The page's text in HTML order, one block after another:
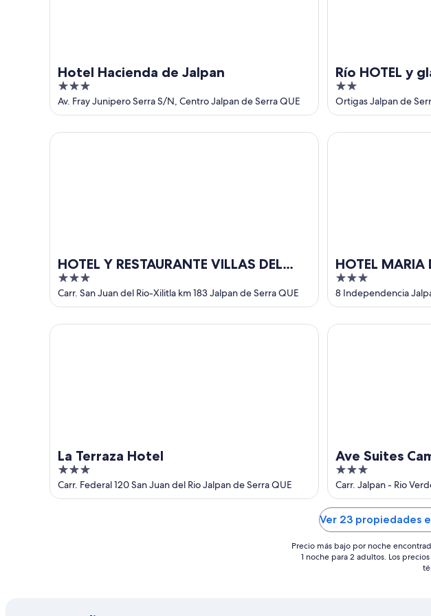
ago
Hotel Hacienda de Jalpan
3
out
of
5
Av. Fray Junipero Serra S/N, Centro Jalpan de Serra QUE
Río HOTEL y
2
out
of
5
Ortigas Jalpan de
HOTEL Y RESTAURANTE VILLAS DEL
SOL
3
out
of
5
Carr. San Juan del Rio-Xilitla km 183 Jalpan de Serra QUE
HOTEL Y RESTAURANTE VILLAS DEL SOL
HOTEL MARIA
3
out
of
5
8 Independencia
HOTEL MARIA DEL
La Terraza Hotel
3
out
of
Carr. Federal 120 San Juan del Rio Jalpan de Serra QUE
La Terraza Hotel
Ave Suites
3
out
of
5
Carr. Jalpan - Rio
Ave Suites
Ver 23 propiedades
Precio más bajo por noche
1 noche para 2 adultos. Los